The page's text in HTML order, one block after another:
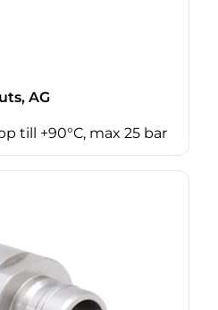
AG
till +90°C, max 25 bar